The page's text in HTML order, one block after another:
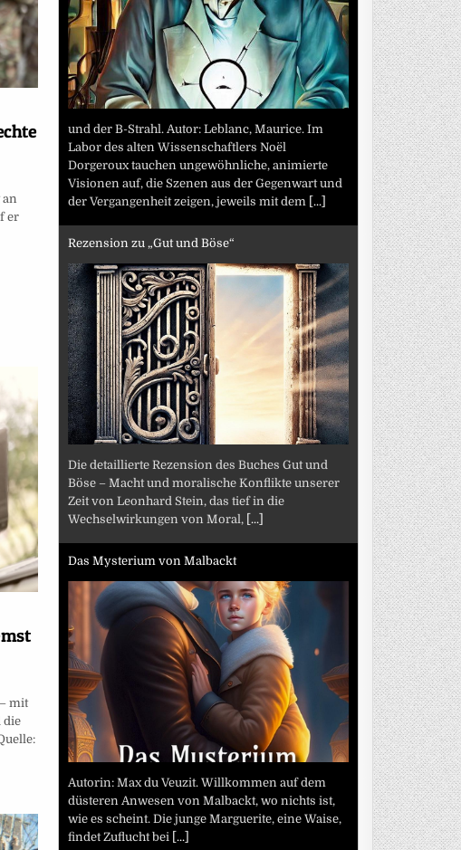
an
er
mit
die
und der B-Strahl. Autor: Leblanc, Maurice. Im
Labor des alten Wissenschaftlers Noël
Dorgeroux tauchen ungewöhnliche, animierte
Visionen auf, die Szenen aus der Gegenwart und
der Vergangenheit zeigen, jeweils mit dem [...]
Rezension zu „Gut und Böse“
Die detaillierte Rezension des Buches Gut und
Böse – Macht und moralische Konflikte unserer
Zeit von Leonhard Stein, das tief in die
Wechselwirkungen von Moral, [...]
Das Mysterium von Malbackt
Autorin: Max du Veuzit. Willkommen auf dem
düsteren Anwesen von Malbackt, wo nichts ist,
wie es scheint. Die junge Marguerite, eine Waise,
findet Zuflucht bei [...]